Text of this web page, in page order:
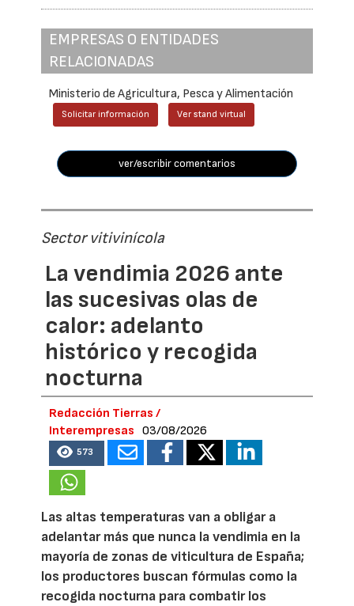
EMPRESAS O ENTIDADES
RELACIONADAS
Ministerio de Agricultura, Pesca y Alimentación
Solicitar información Ver stand virtual
ver/escribir comentarios
Sector vitivinícola
La vendimia 2026 ante
las sucesivas olas de
calor: adelanto
histórico y recogida
nocturna
Redacción Tierras /
Interempresas
03/08/2026
573
Las altas temperaturas van a obligar a
adelantar más que nunca la vendimia en la
mayoría de zonas de viticultura de España;
los productores buscan fórmulas como la
recogida nocturna para combatir los